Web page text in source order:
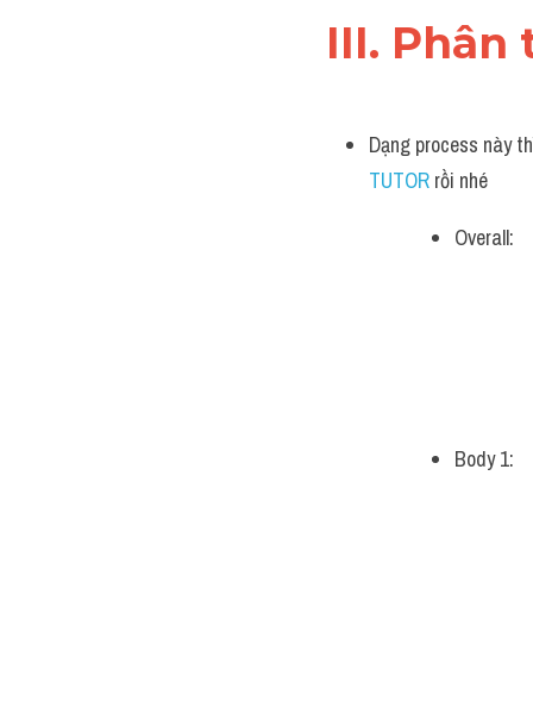
III. Phân
Dạng process này
TUTOR rồi nhé
Overall:
Body 1: